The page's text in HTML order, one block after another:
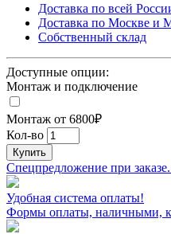
Доставка по всей
Доставка по Москве и
Собственный склад
Доступные опции:
Монтаж и подключение
Монтаж от 6800₽
Кол-во
Купить
Спецпредложение при
Удобная система оплаты!
Формы оплаты, наличными,